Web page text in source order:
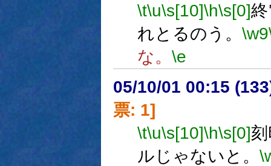
\t\u\s[10]\h\s[0]
れとるのう。 \w9
な。 \e
05/10/01 00:15
票: 1]
\t\u\s[10]\h\s[0]
ルじゃないと。